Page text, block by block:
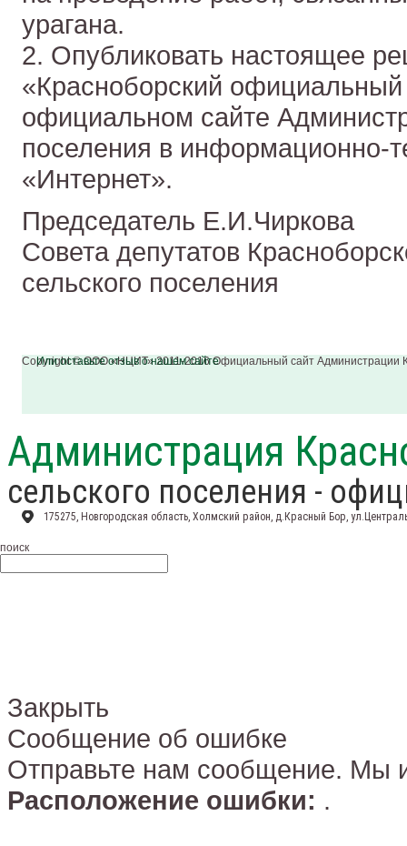
урагана.
2. Опубликовать настоящее
«Красноборский официальный
официальном сайте
поселения в информационно-
«Интернет».
Председатель Е.И.Чиркова
Совета депутатов
сельского поселения
Или оставьте отзыв о нашем сайте
Copyright © ООО «НЦИТ» 2011-2016 Официальный сайт Администрации
Администрация
сельского поселения -
175275, Новгородская область, Холмский район, д.Красный Бор,
поиск
Закрыть
Сообщение об ошибке
Отправьте нам сообщение. Мы
Расположение ошибки: .